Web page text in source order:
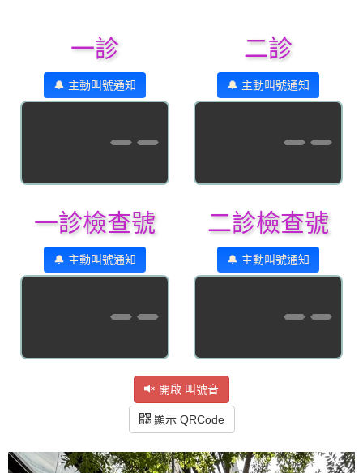
一診
🔔 主動叫號通知
--
二診
🔔 主動叫號通知
--
一診檢查號
🔔 主動叫號通知
--
二診檢查號
🔔 主動叫號通知
--
開啟 叫號音
顯示 QRCode